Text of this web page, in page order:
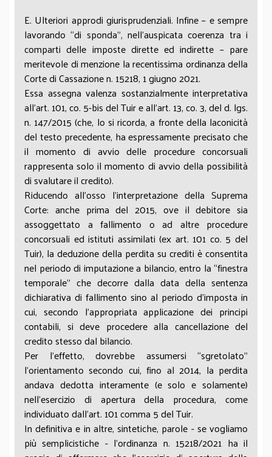
E. Ulteriori approdi giurisprudenziali. Infine – e sempre
lavorando “di sponda”, nell’auspicata coerenza tra i
comparti delle imposte dirette ed indirette – pare
meritevole di menzione la recentissima ordinanza della
Corte di Cassazione n. 15218, 1 giugno 2021.
Essa assegna valenza sostanzialmente interpretativa
all’art. 101, co. 5-bis del Tuir e all’art. 13, co. 3, del d. lgs.
n. 147/2015 (che, lo si ricorda, a fronte della laconicità
del testo precedente, ha espressamente precisato che
il momento di avvio delle procedure concorsuali
rappresenta solo il momento di avvio della possibilità
di svalutare il credito).
Riducendo all’osso l’interpretazione della Suprema
Corte: anche prima del 2015, ove il debitore sia
assoggettato a fallimento o ad altre procedure
concorsuali ed istituti assimilati (ex art. 101 co. 5 del
Tuir), la deduzione della perdita su crediti è consentita
nel periodo di imputazione a bilancio, entro la “finestra
temporale” che decorre dalla data della sentenza
dichiarativa di fallimento sino al periodo d’imposta in
cui, secondo l’appropriata applicazione dei principi
contabili, si deve procedere alla cancellazione del
credito stesso dal bilancio.
Per l’effetto, dovrebbe assumersi “sgretolato”
l’orientamento secondo cui, fino al 2014, la perdita
andava dedotta interamente (e solo e solamente)
nell’esercizio di apertura della procedura, come
individuato dall’art. 101 comma 5 del Tuir.
In definitiva e in altre, sintetiche, parole - se vogliamo
più semplicistiche - l’ordinanza n. 15218/2021 ha il